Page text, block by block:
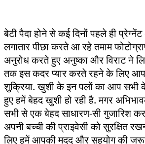
बेटी पैदा होने से कई दिनों पहले ही प्रेग्नेंट
लगातार पीछा करते आ रहे तमाम
अनुरोध करते हुए अनुष्का और विराट ने
तक इस कदर प्यार करते रहने के लिए
शुक्रिया. खुशी के इन पलों का आप सभी
हुए हमें बेहद खुशी हो रही है. मगर
सभी से एक बेहद साधारण-सी गुजारिश
अपनी बच्ची की प्राइवेसी को सुरक्षित
लिए हमें आपकी मदद‌ और सहयोग की